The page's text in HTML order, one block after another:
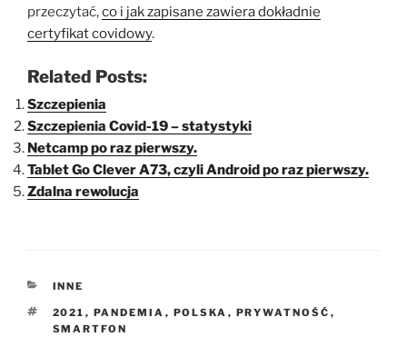
przeczytać,co i jak zapisane zawiera dokładnie
certyfikat covidowy.
Related Posts:
Szczepienia
Szczepienia Covid-19 – statystyki
Netcamp po raz pierwszy.
Tablet Go Clever A73, czyli Android po raz pierwszy.
Zdalna rewolucja
KATEGORIE
INNE
TAGI
2021 , PANDEMIA , POLSKA , PRYWATNOŚĆ ,
SMARTFON